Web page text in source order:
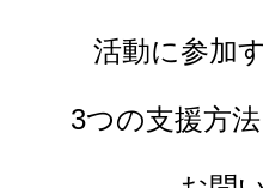
活動に参加
3つの支援方